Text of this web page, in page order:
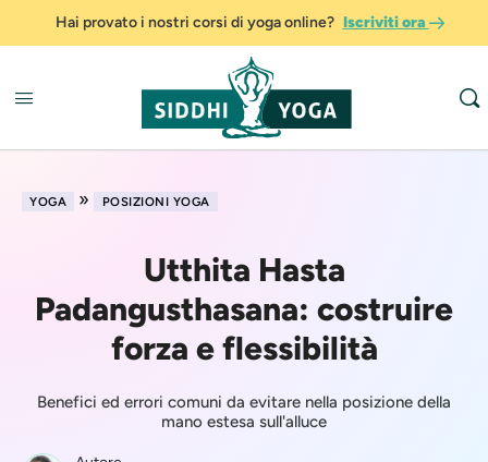
Hai provato i nostri corsi di yoga online? Iscriviti ora
YOGA » POSIZIONI YOGA
Utthita Hasta
Padangusthasana: costruire
forza e flessibilità
Benefici ed errori comuni da evitare nella posizione della
mano estesa sull'alluce